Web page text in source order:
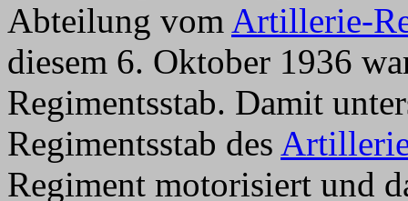
Abteilung vom Artillerie-
diesem 6. Oktober 1936
Regimentsstab. Damit
Regimentsstab des
Regiment motorisiert und